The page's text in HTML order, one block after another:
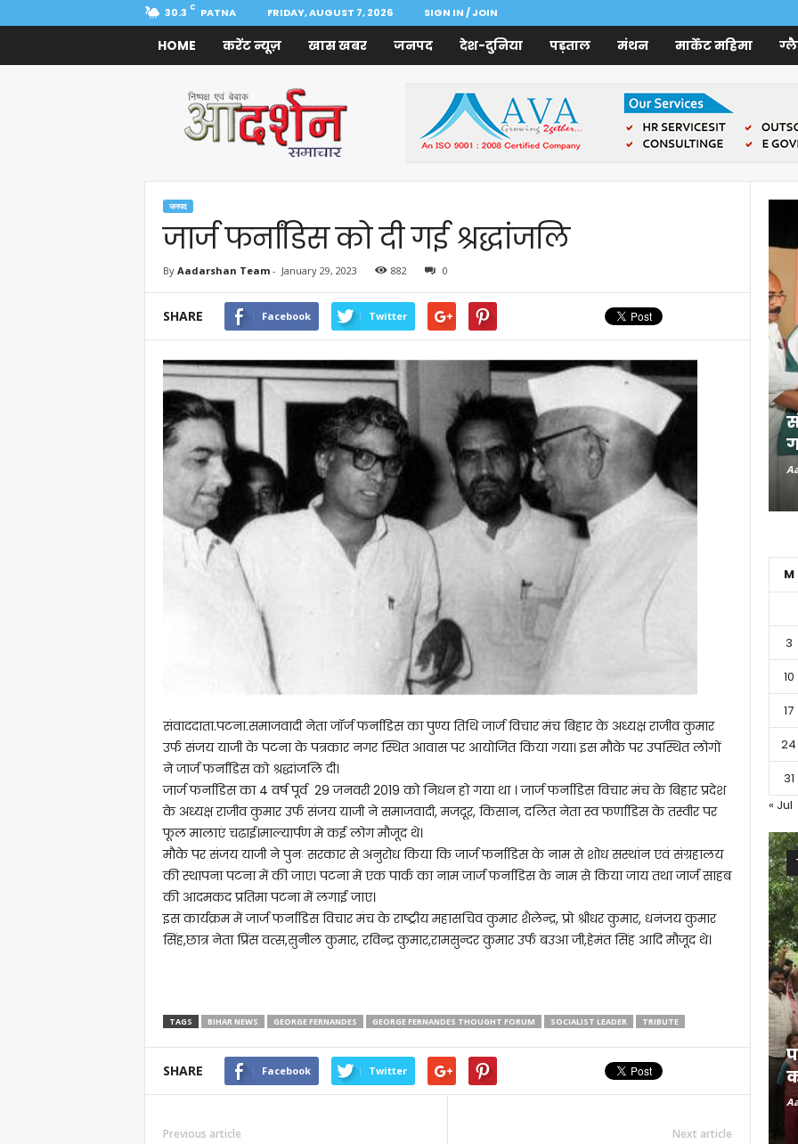
30.3 C PATNA FRIDAY, AUGUST 7, 2026 SIGN IN / JOIN
HOME करेंट न्यूज़ खास खबर जनपद देश-दुनिया पड़ताल मंथन मार्केट महिमा
Samachar
जनपद
जार्ज फर्नांडिस को दी गई श्रद्धांजलि
By Aadarshan Team- January 29, 2023 882 0
SHARE Facebook Twitter
संवाददाता.पटना.समाजवादी नेता जॉर्ज फर्नाडिस का पुण्य तिथि जार्ज विचार मंच बिहार के अध्यक्ष राजीव कुमार
उर्फ संजय याजी के पटना के पत्रकार नगर स्थित आवास पर आयोजित किया गया। इस मौके पर उपस्थित लोगों
ने जार्ज फर्नांडिस को श्रद्धांजलि दी।
जार्ज फर्नाडिस का 4 वर्ष पूर्व 29 जनवरी 2019 को निधन हो गया था । जार्ज फर्नाडिस विचार मंच के बिहार प्रदेश
के अध्यक्ष राजीव कुमार उर्फ संजय याजी ने समाजवादी, मजदूर, किसान, दलित नेता स्व फर्णाडिस के तस्वीर पर
फूल मालाएं चढाई।माल्यार्पण मे कई लोग मौजूद थे।
मौके पर संजय याजी ने पुनः सरकार से अनुरोध किया कि जार्ज फर्नाडिस के नाम से शोध सस्थांन एवं संग्रहालय
की स्थापना पटना में की जाए। पटना में एक पार्क का नाम जार्ज फर्नाडिस के नाम से किया जाय तथा जार्ज साहब
की आदमकद प्रतिमा पटना में लगाई जाए।
इस कार्यक्रम में जार्ज फर्नाडिस विचार मंच के राष्ट्रीय महासचिव कुमार शैलेन्द्र, प्रो श्रीधर कुमार, धनंजय कुमार
सिंह,छात्र नेता प्रिंस वत्स,सुनील कुमार, रविन्द्र कुमार,रामसुन्दर कुमार उर्फ बउआ जी,हेमंत सिंह आदि मौजूद थे।
TAGS BIHAR NEWS GEORGE FERNANDES GEORGE FERNANDES THOUGHT FORUM SOCIALIST LEADER TRIBUTE
SHARE Facebook Twitter
Previous article Next article
M
3
10
17
24
31
« Jul